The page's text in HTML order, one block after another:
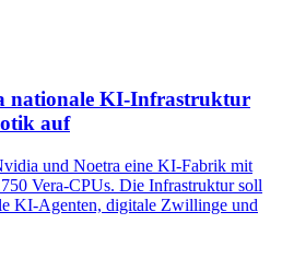
nationale KI-Infrastruktur
auf
und Noetra eine KI-Fabrik mit
Vera-CPUs. Die Infrastruktur soll
KI-Agenten, digitale Zwillinge und